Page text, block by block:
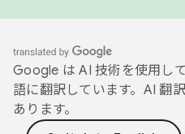
Google は AI 技術を使用し
語に翻訳しています。AI 翻
あります。